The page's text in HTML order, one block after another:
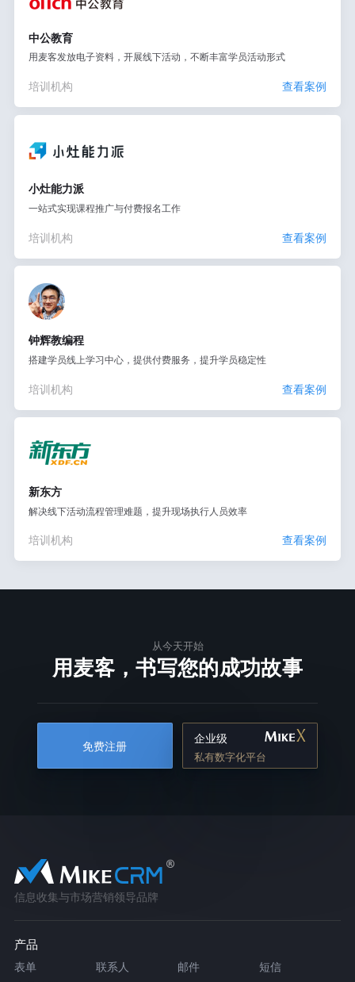
中公教育
用麦客发放电子资料，开展线下活动，不断丰富学员活动形式
培训机构 查看案例
小灶能力派
一站式实现课程推广与付费报名工作
培训机构 查看案例
钟辉教编程
搭建学员线上学习中心，提供付费服务，提升学员稳定性
培训机构 查看案例
新东方
解决线下活动流程管理难题，提升现场执行人员效率
培训机构 查看案例
从今天开始
用麦客，书写您的成功故事
免费注册
企业级
私有数字化平台
信息收集与市场营销领导品牌
产品
表单 联系人 邮件
短信